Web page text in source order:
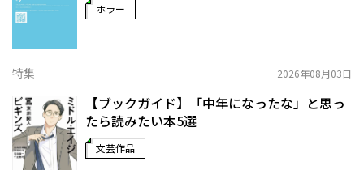
ホラー
特集 2026年08月03日
【ブックガイド】「中年になったな」と思っ
たら読みたい本5選
文芸作品